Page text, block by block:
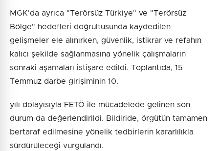
MGK'da ayrıca "Terörsüz Türkiye" ve "Terörsüz
Bölge" hedefleri doğrultusunda kaydedilen
gelişmeler ele alınırken, güvenlik, istikrar ve refahın
kalıcı şekilde sağlanmasına yönelik çalışmaların
sonraki aşamaları istişare edildi. Toplantıda, 15
Temmuz darbe girişiminin 10.
yılı dolayısıyla FETÖ ile mücadelede gelinen son
durum da değerlendirildi. Bildiride, örgütün tamamen
bertaraf edilmesine yönelik tedbirlerin kararlılıkla
sürdürüleceği vurgulandı.